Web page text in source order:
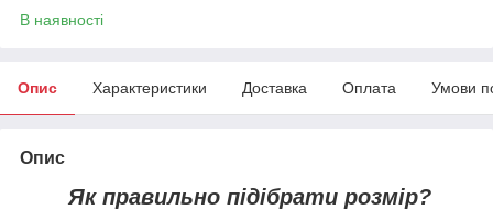
В наявності
Опис Характеристики Доставка Оплата Умови
Опис
Як правильно підібрати розмір?